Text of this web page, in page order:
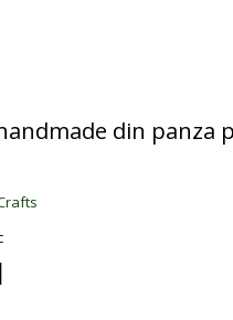
din panza